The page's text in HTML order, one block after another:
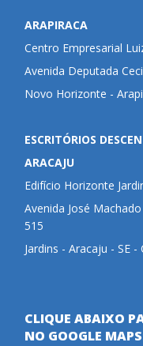
ARAPIRACA
Centro Empresarial
Avenida Deputada
Novo Horizonte -
ESCRITÓRIOS
ARACAJU
Edifício Horizonte
Avenida José
515
Jardins - Aracaju - SE -
CLIQUE ABAIXO
NO GOOGLE